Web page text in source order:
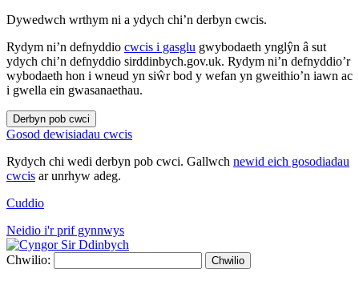
Dywedwch wrthym ni a ydych chi’n derbyn cwcis.
Rydym ni’n defnyddio cwcis i gasglu gwybodaeth ynglŷn â sut
ydych chi’n defnyddio sirddinbych.gov.uk. Rydym ni’n defnyddio’r
wybodaeth hon i wneud yn siŵr bod y wefan yn gweithio’n iawn ac
i gwella ein gwasanaethau.
Derbyn pob cwci
Gosod dewisiadau cwcis
Rydych chi wedi derbyn pob cwci. Gallwch newid eich gosodiadau
cwcis ar unrhyw adeg.
Cuddio
Neidio i'r prif gynnwys
Chwilio: Chwilio